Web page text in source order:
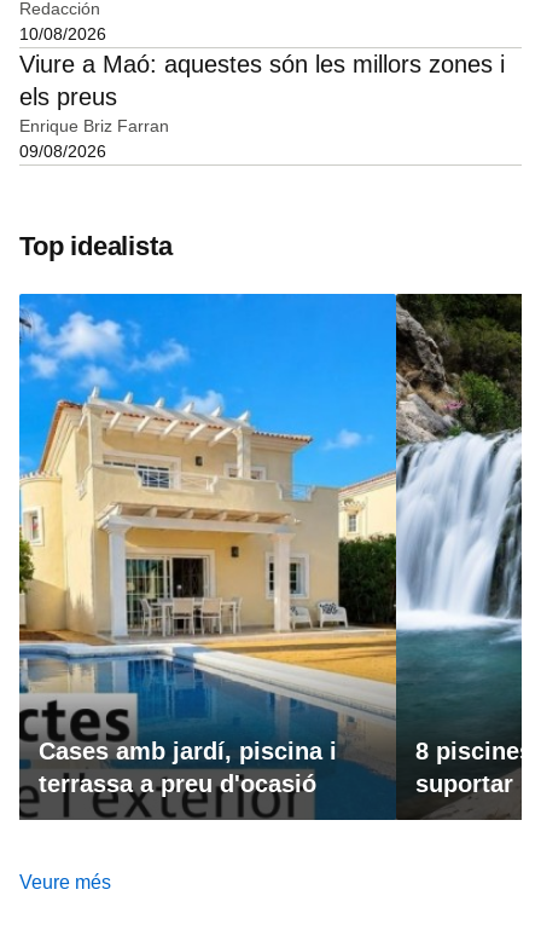
Redacción
10/08/2026
Viure a Maó: aquestes són les millors zones i
els preus
Enrique Briz Farran
09/08/2026
Top idealista
Cases amb jardí, piscina i
terrassa a preu d'ocasió
8 piscines
suportar
Veure més